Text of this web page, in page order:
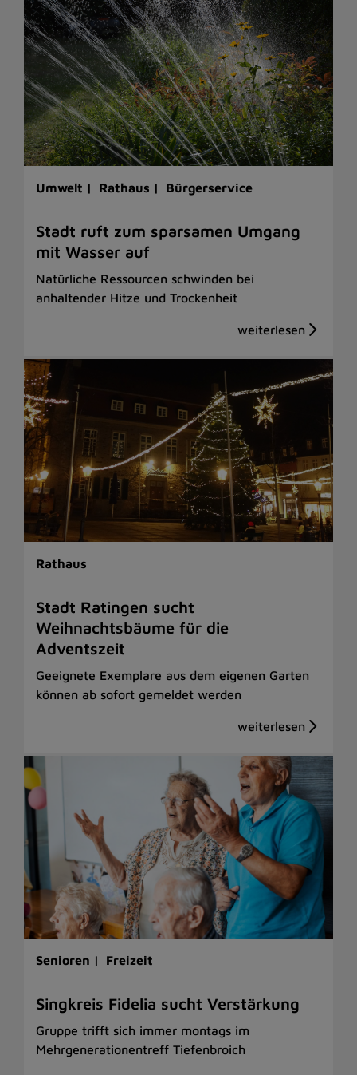
Umwelt | Rathaus | Bürgerservice
Stadt ruft zum sparsamen Umgang
mit Wasser auf
Natürliche Ressourcen schwinden bei
anhaltender Hitze und Trockenheit
Rathaus
Stadt Ratingen sucht
Weihnachtsbäume für die
Adventszeit
Geeignete Exemplare aus dem eigenen Garten
können ab sofort gemeldet werden
Senioren | Freizeit
Singkreis Fidelia sucht Verstärkung
Gruppe trifft sich immer montags im
Mehrgenerationentreff Tiefenbroich